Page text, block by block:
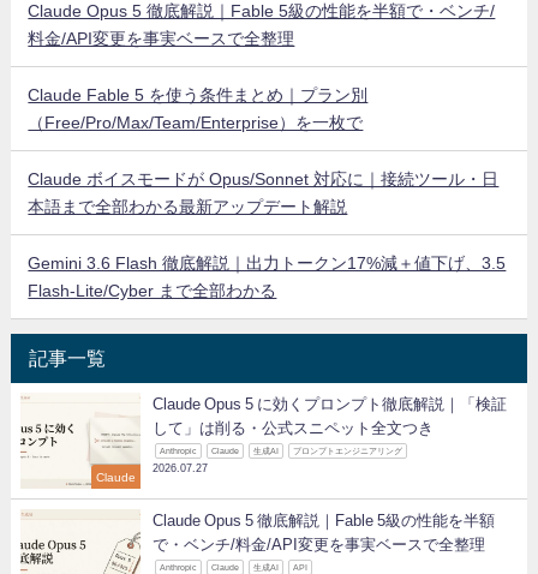
Claude Opus 5 徹底解説｜Fable 5級の性能を半額で・ベンチ/
料金/API変更を事実ベースで全整理
Claude Fable 5 を使う条件まとめ｜プラン別
（Free/Pro/Max/Team/Enterprise）を一枚で
Claude ボイスモードが Opus/Sonnet 対応に｜接続ツール・日
本語まで全部わかる最新アップデート解説
Gemini 3.6 Flash 徹底解説｜出力トークン17%減＋値下げ、3.5
Flash-Lite/Cyber まで全部わかる
記事一覧
Claude
Claude Opus 5 に効くプロンプト徹底解説｜「検証
して」は削る・公式スニペット全文つき
Anthropic Claude 生成AI プロンプトエンジニアリング
2026.07.27
Claude Opus 5 徹底解説｜Fable 5級の性能を半額
で・ベンチ/料金/API変更を事実ベースで全整理
Anthropic Claude 生成AI API